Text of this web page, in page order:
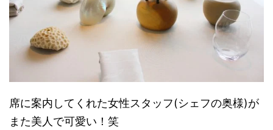
席に案内してくれた女性スタッフ(シェフの奥様)が
また美人で可愛い！笑